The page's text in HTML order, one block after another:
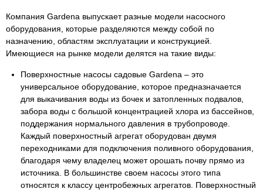
Компания Gardena выпускает разные модели насосного
оборудования, которые разделяются между собой по
назначению, областям эксплуатации и конструкцией.
Имеющиеся на рынке модели делятся на такие виды:
Поверхностные насосы садовые Gardena – это
универсальное оборудование, которое предназначается
для выкачивания воды из бочек и затопленных подвалов,
забора воды с большой концентрацией хлора из бассейнов,
поддержания нормального давления в трубопроводе.
Каждый поверхностный агрегат оборудован двумя
переходниками для подключения поливного оборудования,
благодаря чему владелец может орошать почву прямо из
источника. В большинстве своем насосы этого типа
относятся к классу центробежных агрегатов. Поверхностный